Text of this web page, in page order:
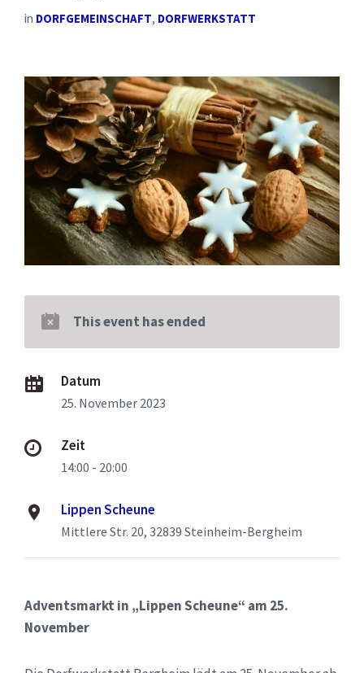
in DORFGEMEINSCHAFT, DORFWERKSTATT
This event has ended
Datum
25. November 2023
Zeit
14:00 - 20:00
Lippen Scheune
Mittlere Str. 20, 32839 Steinheim-Bergheim
Adventsmarkt in „Lippen Scheune“ am 25.
November